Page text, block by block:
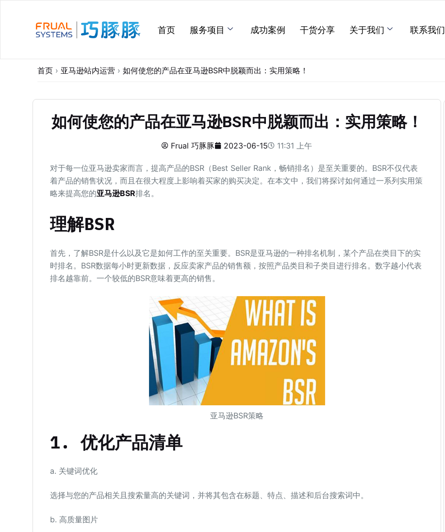
首页 服务项目 成功案例 干货分享 关于我们 联系我们
首页 › 亚马逊站内运营 › 如何使您的产品在亚马逊BSR中脱颖而出：实用策略！
如何使您的产品在亚马逊BSR中脱颖而出：实用策略！
Frual 巧豚豚 2023-06-15 11:31 上午
对于每一位亚马逊卖家而言，提高产品的BSR（Best Seller Rank，畅销排名）是至关重要的。BSR不仅代表
着产品的销售状况，而且在很大程度上影响着买家的购买决定。在本文中，我们将探讨如何通过一系列实用策
略来提高您的亚马逊BSR排名。
理解BSR
首先，了解BSR是什么以及它是如何工作的至关重要。BSR是亚马逊的一种排名机制，某个产品在类目下的实
时排名。BSR数据每小时更新数据，反应卖家产品的销售额，按照产品类目和子类目进行排名。数字越小代表
排名越靠前。一个较低的BSR意味着更高的销售。
亚马逊BSR策略
1.优化产品清单
a. 关键词优化
选择与您的产品相关且搜索量高的关键词，并将其包含在标题、特点、描述和后台搜索词中。
b. 高质量图片